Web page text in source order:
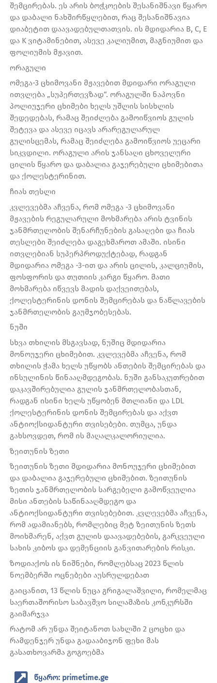
შემცირებას. ეს არის ბოჭკოების შესანიშნავი წყარო
და დაბალი ნახშირწყლებით, რაც შესანიშნავია
დიაბეტით დაავადებულთათვის. ის მდიდარია B, C, E
და K ვიტამინებით, ასევე კალიუმით, მაგნიუმით და
ფოლიუმის მჟავით.
ორაგული
ომეგა-3 ცხიმოვანი მჟავებით მდიდარი ორაგული
ითვლება „სუპერთევზად“. ორაგულში ნაპოვნი
პოლიუჯერი ცხიმები ხელს უშლის სისხლის
შედედებას, რამაც შეიძლება გამოიწვიოს გულის
შეტევა და ასევე იცავს არარეგულარულ
გულისცემას, რამაც შეიძლება გამოიწვიოს უეცარი
სიკვდილი. ორაგული არის ჯანსაღი ცხოველური
ცილის წყარო და დაბალია გაჯერებული ცხიმებითა
და ქოლესტერინით.
ჩიას თესლი
კვლევებმა აჩვენა, რომ ომეგა -3 ცხიმოვანი
მჟავების რეგულარული მოხმარება არის ტვინის
ჯანმრთელობის შენარჩუნების გასაღები და ჩიას
თესლები შეიძლება დაგეხმაროთ ამაში. ისინი
ითვლებიან სუპერპროდუქტებად, რადგან
მდიდარია ომეგა -3-ით და არის ცილის, კალციუმის,
ფოსფორის და თუთიის კარგი წყარო. მათი
მოხმარება იწვევს მადის დაქვეითებას,
ქოლესტერინის დონის შემცირებას და ნაწლავების
ჯანმრთელობის გაუმჯობესებას.
ნუში
სხვა თხილის მსგავსად, ნუშიც მდიდარია
მონოუჯერი ცხიმებით. კვლევებმა აჩვენა, რომ
თხილის ჭამა ხელს უწყობს ანთების შემცირებას და
ინსულინის წინააღმდეგობას. ნუში განსაკუთრებით
დაკავშირებულია გულის ჯანმრთელობასთან,
რადგან ისინი ხელს უწყობენ მთლიანი და LDL
ქოლესტერინის დონის შემცირებას და აქვთ
ანტიოქსიდანტური თვისებები. თუმცა, უნდა
გახსოვდეთ, რომ ის მაღალკალორიულია.
ზეითუნის ზეთი
ზეითუნის ზეთი მდიდარია მონოუჯერი ცხიმებით
და დაბალია გაჯერებული ცხიმებით. ზეითუნის
ზეთის ჯანმრთელობის სარგებელი გამოწვეულია
მისი ანთების საწინააღმდეგო და
ანტიოქსიდანტური თვისებებით. კვლევებმა აჩვენა,
რომ ადამიანებს, რომლებიც მეტ ზეითუნის ზეთს
მოიხმარენ, აქვთ გულის დაავადებების, გარკვეული
სახის კიბოს და დემენციის განვითარების რისკი.
ზოდიაქოს ის ნიშნები, რომლებსაც 2023 წლის
ნოემბერში ოცნებები აუსრულდებათ
გაიცანით, 13 წლის ნუცა გრიგალაშვილი, რომელმაც
საერთაშორისო საბავშვო სილამაზის კონკურსში
გაიმარჯვა
რატომ არ უნდა შეიტანოთ სახლში 2 ცოცხი და
რამდენჯერ უნდა გადააბიჯონ ფეხი მას
გასათხოვარმა გოგოებმა
წყარო: primetime.ge